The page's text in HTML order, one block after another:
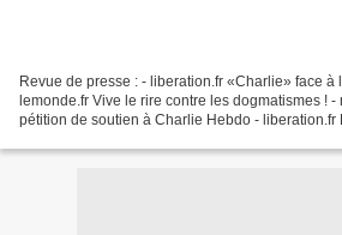
Revue de presse : - liberation.fr «Charlie» face à
lemonde.fr Vive le rire contre les dogmatismes !
pétition de soutien à Charlie Hebdo -